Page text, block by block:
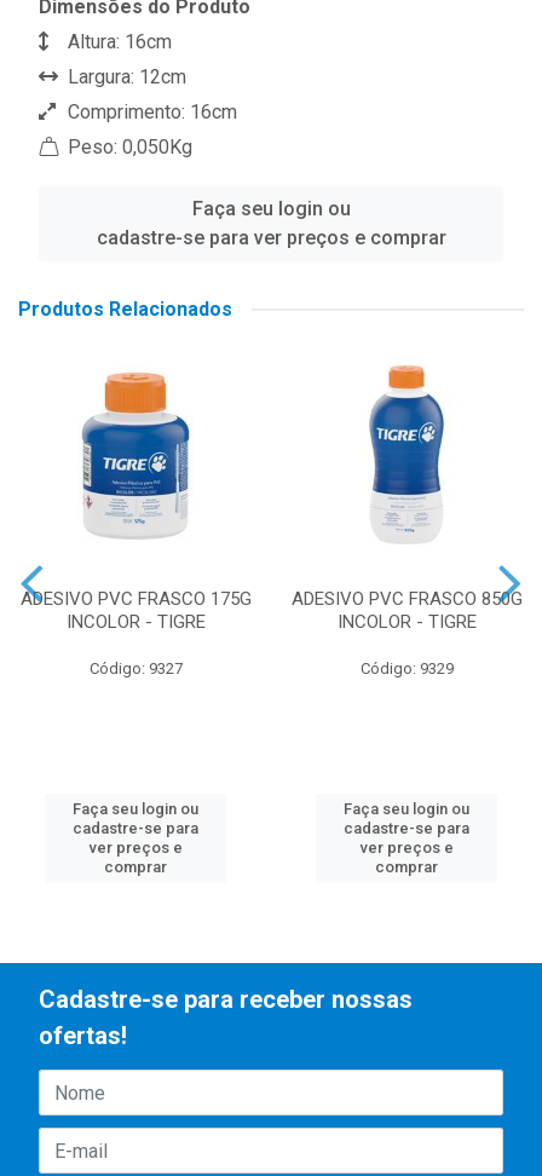
Dimensões do Produto
Altura: 16cm
Largura: 12cm
Comprimento: 16cm
Peso: 0,050Kg
Faça seu login ou
cadastre-se para ver preços e comprar
Produtos Relacionados
ADESIVO PVC FRASCO 175G
INCOLOR - TIGRE
Código: 9327
Faça seu login ou
cadastre-se para
ver preços e
comprar
ADESIVO PVC FRASCO 850G
INCOLOR - TIGRE
Código: 9329
Faça seu login ou
cadastre-se para
ver preços e
comprar
Cadastre-se para receber nossas
ofertas!